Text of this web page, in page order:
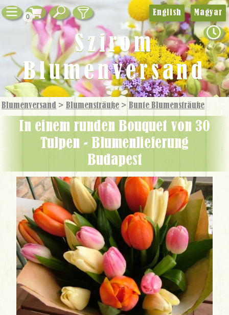
0
Blumenversand > Blumensträuße > Bunte Blumensträuße
In einem runden Bouquet von 30
Tulpen - Blumenlieferung
Budapest
English Magyar
Szirom
Blumenversand